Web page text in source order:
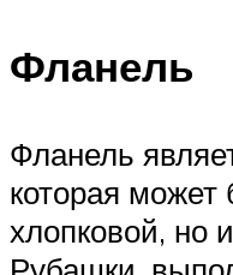
Фланель
Фланель
которая может
хлопковой, но